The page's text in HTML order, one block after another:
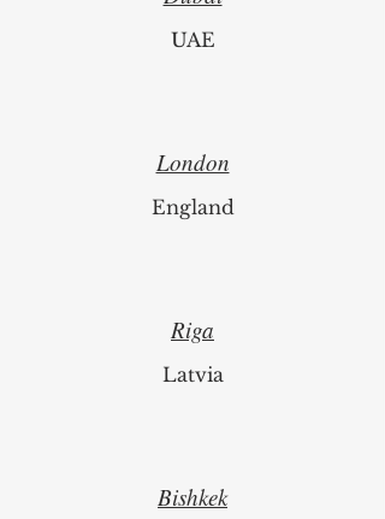
UAE
London
England
Riga
Latvia
Bishkek